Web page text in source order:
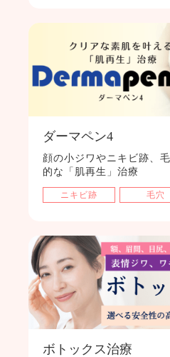
ダーマペン4
顔の小ジワやニキビ跡、
的な「肌再生」治療
ニキビ跡 毛穴
ボトックス治療